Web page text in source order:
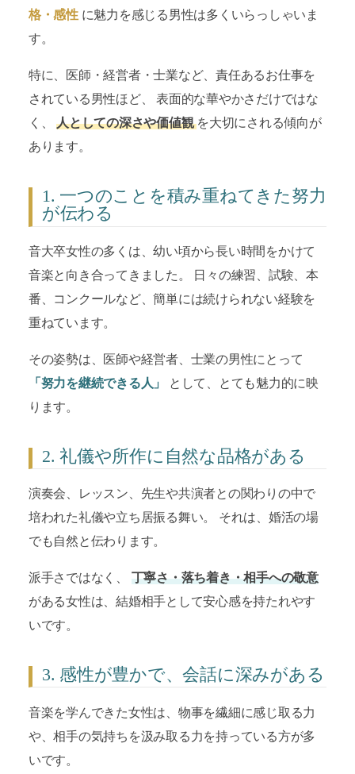
格・感性に魅力を感じる男性は多くいらっしゃいま
す。
特に、医師・経営者・士業など、責任あるお仕事を
されている男性ほど、 表面的な華やかさだけではな
く、人としての深さや価値観を大切にされる傾向が
あります。
1. 一つのことを積み重ねてきた努力
が伝わる
音大卒女性の多くは、幼い頃から長い時間をかけて
音楽と向き合ってきました。 日々の練習、試験、本
番、コンクールなど、簡単には続けられない経験を
重ねています。
その姿勢は、医師や経営者、士業の男性にとって
「努力を継続できる人」
として、とても魅力的に映
ります。
2. 礼儀や所作に自然な品格がある
演奏会、レッスン、先生や共演者との関わりの中で
培われた礼儀や立ち居振る舞い。 それは、婚活の場
でも自然と伝わります。
派手さではなく、 丁寧さ・落ち着き・相手への敬意
がある女性は、結婚相手として安心感を持たれやす
いです。
3. 感性が豊かで、会話に深みがある
音楽を学んできた女性は、物事を繊細に感じ取る力
や、相手の気持ちを汲み取る力を持っている方が多
いです。